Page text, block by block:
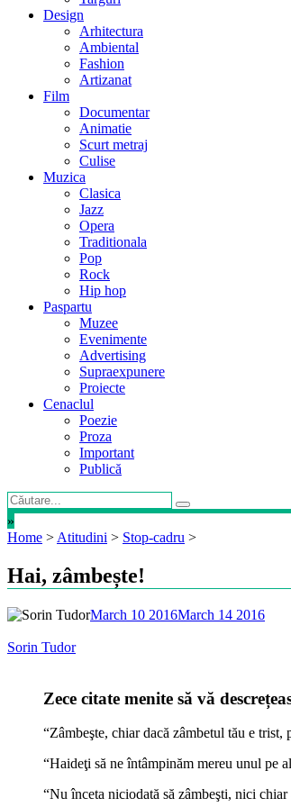
Design
Arhitectura
Ambiental
Fashion
Artizanat
Film
Documentar
Animatie
Scurt metraj
Culise
Muzica
Clasica
Jazz
Opera
Traditionala
Pop
Rock
Hip hop
Paspartu
Muzee
Evenimente
Advertising
Supraexpunere
Proiecte
Cenaclul
Poezie
Proza
Important
Publică
»
Home > Atitudini > Stop-cadru >
Hai, zâmbește!
March 10 2016March 14 2016
Sorin Tudor
Zece citate menite să vă
“Zâmbeşte, chiar dacă zâmbetul tău e
“Haideţi să ne întâmpinăm mereu unul pe
“Nu înceta niciodată să zâmbeşti, nici